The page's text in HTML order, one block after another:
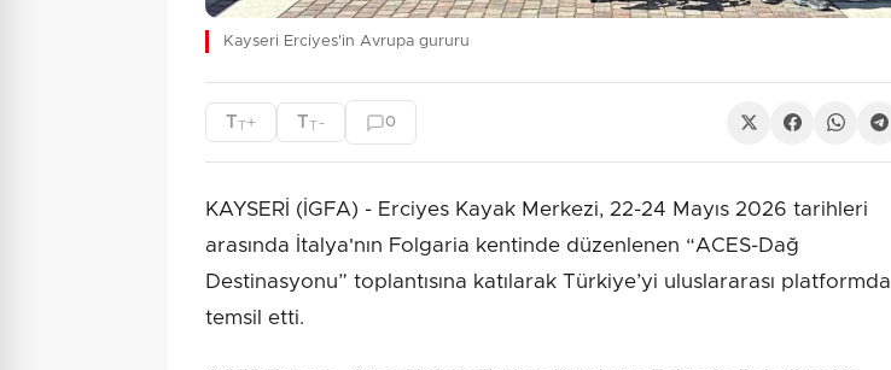
Kayseri Erciyes'in Avrupa gururu
TT+ TT - 0
KAYSERİ (İGFA) - Erciyes Kayak Merkezi, 22-24 Mayıs 2026 tarihleri
arasında İtalya'nın Folgaria kentinde düzenlenen “ACES-Dağ
Destinasyonu” toplantısına katılarak Türkiye’yi uluslararası platformda
temsil etti.